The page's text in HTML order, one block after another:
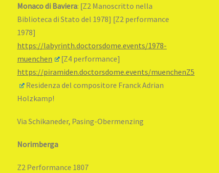
Monaco di Baviera: [Z2 Manoscritto nella
Biblioteca di Stato del 1978] [Z2 performance
1978]
https://labyrinth.doctorsdome.events/1978-
muenchen
[Z4 performance]
https://piramiden.doctorsdome.events/muenchenZ5
Residenza del compositore Franck Adrian
Holzkamp!
Via Schikaneder, Pasing-Obermenzing
Norimberga
Z2 Performance 1807